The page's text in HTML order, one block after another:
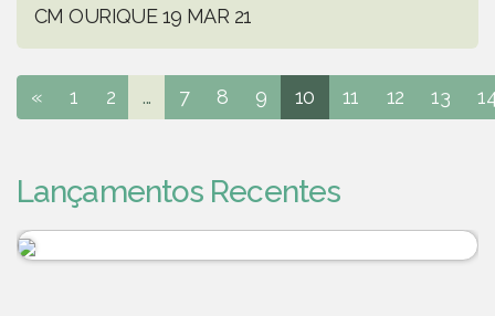
CM OURIQUE 19 MAR 21
« 1 2 ... 7 8 9 10 11 12 13
Lançamentos Recentes